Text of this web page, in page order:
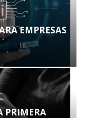
EMPRESAS
PRIMERA